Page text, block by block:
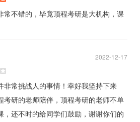
常不错的，毕竟顶程考研是大机构，课
2022-12-17
非常挑战人的事情！幸好我坚持下来
考研的老师陪伴，顶程考研的老师不单
，还不时的给同学们鼓励，谢谢你们的